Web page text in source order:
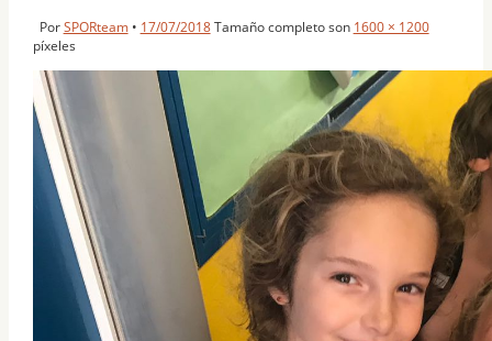
PorSPORteam • 17/07/2018 Tamaño completo son 1600 × 1200
píxeles